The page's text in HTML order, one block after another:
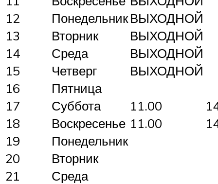
12
ПонедельникВЫХОДНОЙ
13
Вторник
ВЫХОДНОЙ
14
Среда
ВЫХОДНОЙ
15
Четверг
ВЫХОДНОЙ
16
Пятница
17
Суббота 11.00
18
Воскресенье 11.00
19
Понедельник
20
Вторник
21
Среда